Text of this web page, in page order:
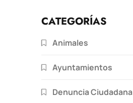
CATEGORÍAS
Animales
Ayuntamientos
Denuncia Ciudadana